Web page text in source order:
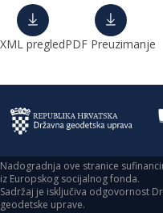
XML pregledPDF Preuzimanje
Nadogradnja ove stranice
iz Europskog socijalnog fonda.
Sadržaj je isključiva odgovornost
geodetske uprave.